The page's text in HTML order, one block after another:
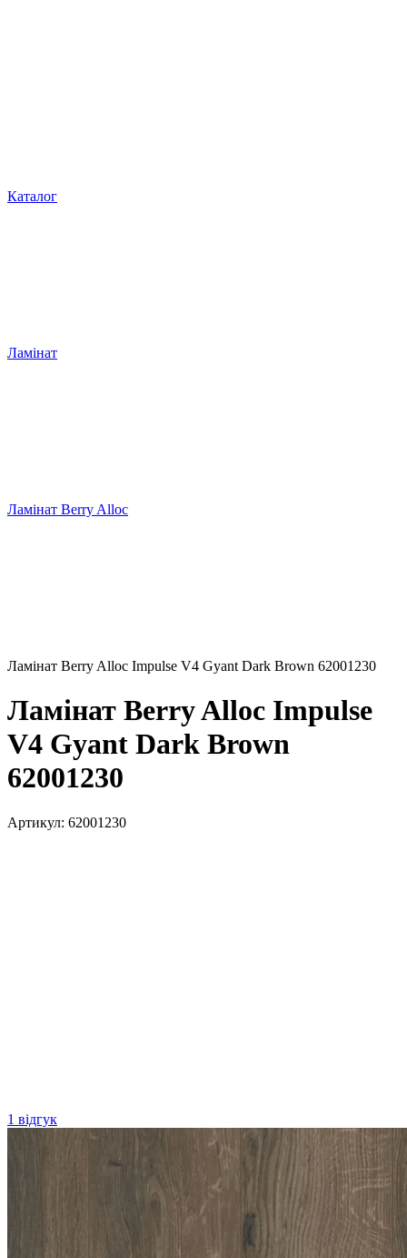
Каталог
Ламінат
Ламінат Berry Alloc
Ламінат Berry Alloc Impulse V4 Gyant Dark Brown 62001230
Ламінат Berry Alloc Impulse
V4 Gyant Dark Brown
62001230
Артикул: 62001230
1 відгук